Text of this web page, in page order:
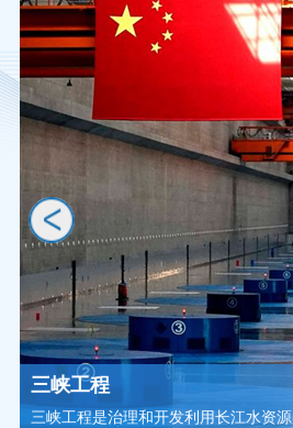
三峡工程
三峡工程是治理和开发利用长江水资